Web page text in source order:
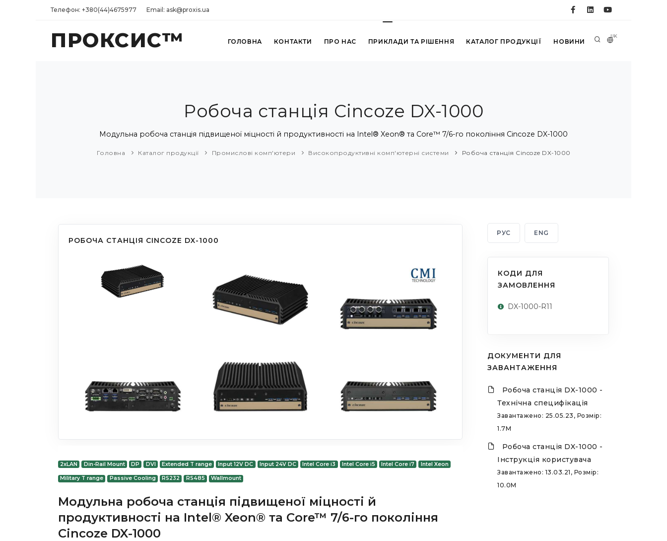
Телефон: +380(44)4675977 Email: ask@proxis.ua
ПРОКСИС™ UK
ГОЛОВНА КОНТАКТИ ПРО НАС ПРИКЛАДИ ТА РІШЕННЯ КАТАЛОГ ПРОДУКЦІЇ НОВИНИ
Робоча станція Cincoze DX-1000
Модульна робоча станція підвищеної міцності й продуктивності на Intel® Xeon® та Core™ 7/6-го покоління Cincoze DX-1000
Головна Каталог продукції Промислові комп'ютери Високопродуктивні комп'ютерні системи Робоча станція Cincoze DX-1000
РОБОЧА СТАНЦІЯ CINCOZE DX-1000
2xLAN Din-Rail Mount DP DVI Extended T range Input 12V DC Input 24V DC Intel Core i3 Intel Core i5 Intel Core i7 Intel Xeon
Military T range Passive Cooling RS232 RS485 Wallmount
Модульна робоча станція підвищеної міцності й
продуктивності на Intel® Xeon® та Core™ 7/6-го покоління
Cincoze DX-1000
РУС ENG
КОДИ ДЛЯ
ЗАМОВЛЕННЯ
DX-1000-R11
ДОКУМЕНТИ ДЛЯ
ЗАВАНТАЖЕННЯ
Робоча станція DX-1000 -
Технічна специфікація
Завантажено: 25.05.23, Розмір:
1.7M
Робоча станція DX-1000 -
Інструкція користувача
Завантажено: 13.03.21, Розмір:
10.0M